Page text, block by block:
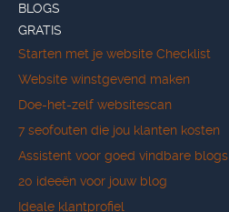
BLOGS
GRATIS
Starten met je website Checklist
Website winstgevend maken
Doe-het-zelf websitescan
7 seofouten die jou klanten kosten
Assistent voor goed vindbare blogs
20 ideeën voor jouw blog
Ideale klantprofiel